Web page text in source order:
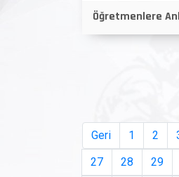
Öğretmenlere
Geri 1 2
27
28 29